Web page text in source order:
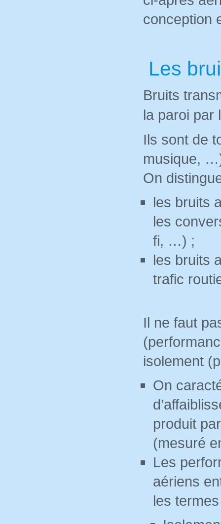
conception
Les
Bruits
la paroi par
Ils sont de
musique,
On
les bruits
les
fi, …) ;
les bruits
trafic
Il ne faut
isolement
On
produit
(mesuré
Les
aériens
les